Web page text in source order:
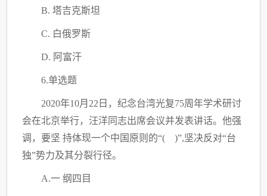
B. 塔吉克斯坦
C. 白俄罗斯
D. 阿富汗
6.单选题
2020年10月22日，纪念台湾光复75周年学术研讨
会在北京举行，汪洋同志出席会议并发表讲话。他强
调，要坚 持体现一个中国原则的“( )”,坚决反对“台
独”势力及其分裂行径。
A.一 纲四目